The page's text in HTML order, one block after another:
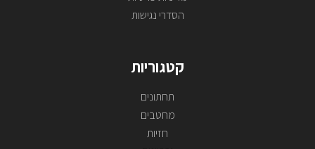
הסדרי נגישות
קטגוריות
תחתונים
מחטבים
חזיות